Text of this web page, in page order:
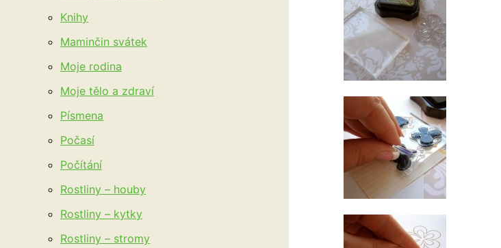
Knihy
Maminčin svátek
Moje rodina
Moje tělo a zdraví
Písmena
Počasí
Počítání
Rostliny – houby
Rostliny – kytky
Rostliny – stromy